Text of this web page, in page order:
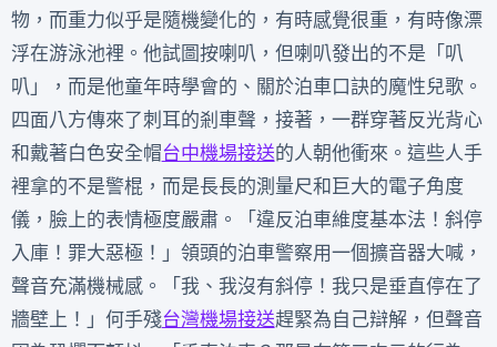
物，而重力似乎是隨機變化的，有時感覺很重，有時像漂
浮在游泳池裡。他試圖按喇叭，但喇叭發出的不是「叭
叭」，而是他童年時學會的、關於泊車口訣的魔性兒歌。
四面八方傳來了刺耳的剎車聲，接著，一群穿著反光背心
和戴著白色安全帽台中機場接送的人朝他衝來。這些人手
裡拿的不是警棍，而是長長的測量尺和巨大的電子角度
儀，臉上的表情極度嚴肅。「違反泊車維度基本法！斜停
入庫！罪大惡極！」領頭的泊車警察用一個擴音器大喊，
聲音充滿機械感。「我、我沒有斜停！我只是垂直停在了
牆壁上！」何手殘台灣機場接送趕緊為自己辯解，但聲音